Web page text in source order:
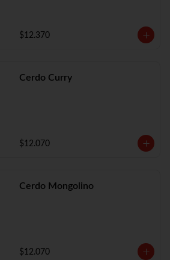
$12.370
Cerdo Curry
$12.070
Cerdo Mongolino
$12.070